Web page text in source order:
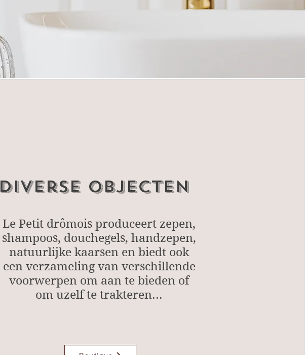
Diverse objecten
Le Petit drômois produceert zepen,
shampoos, douchegels, handzepen,
natuurlijke kaarsen en biedt ook
een verzameling van verschillende
voorwerpen om aan te bieden of
om uzelf te trakteren...